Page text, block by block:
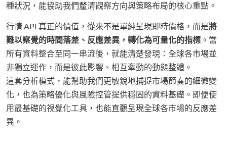
種狀況，能協助我們釐清觀察方向與策略布局的核心重點。
行情 API 真正的價值，從來不是單純呈現即時價格，而是將
難以察覺的時間落差、反應差異，轉化為可量化的指標 。當
所有資料整合至同一串流後，就能清楚發現：全球各市場並
非獨立運作，而是彼此影響、相互牽動的動態整體。
這套分析模式，能幫助我們更敏銳地捕捉市場節奏的細微變
化，也為策略優化與風險控管提供穩固的資料基礎。即便使
用最基礎的視覺化工具，也能直觀呈現全球各市場的反應差
異。